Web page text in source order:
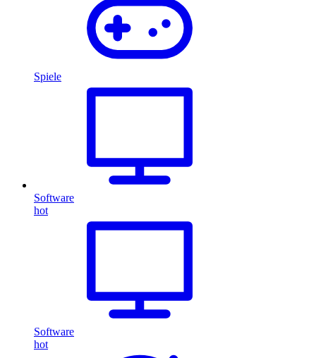
Spiele
Software
hot
Software
hot